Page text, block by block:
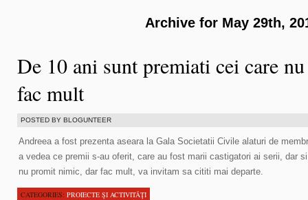
Archive for May 29th,
De 10 ani sunt premiati cei care
fac mult
POSTED BY BLOGUNTEER
Andreea a fost prezenta aseara la Gala Societatii Civile alaturi de
a vedea ce premii s-au oferit, care au fost marii castigatori ai serii, dar
nu promit nimic, dar fac mult, va invitam sa cititi mai departe.
CATEGORIES: PROIECTE ŞI ACTIVITĂŢI